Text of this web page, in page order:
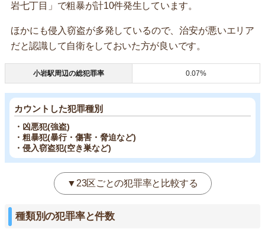
岩七丁目」で粗暴が計10件発生しています。
ほかにも侵入窃盗が多発しているので、治安が悪いエリア
だと認識して自衛をしておいた方が良いです。
小岩駅周辺の総犯罪率 0.07%
カウントした犯罪種別
・凶悪犯(強盗)
・粗暴犯(暴行・傷害・脅迫など)
・侵入窃盗犯(空き巣など)
▼23区ごとの犯罪率と比較する
種類別の犯罪率と件数